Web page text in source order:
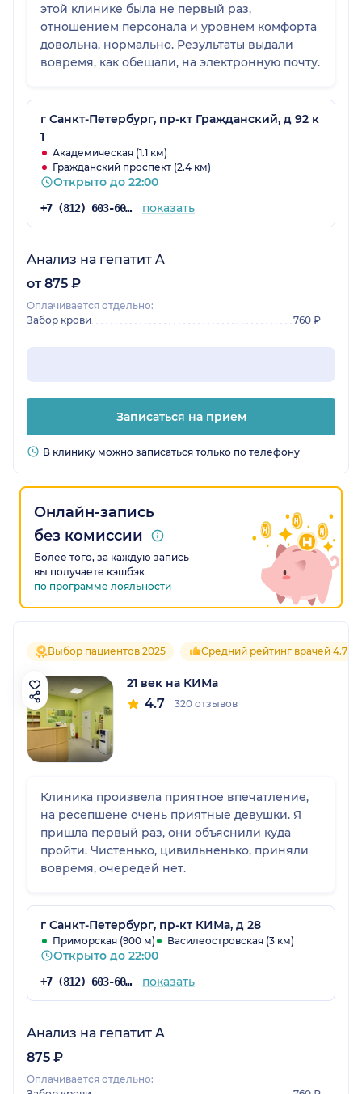
этой клинике была не первый раз,
отношением персонала и уровнем комфорта
довольна, нормально. Результаты выдали
вовремя, как обещали, на электронную почту.
г Санкт-Петербург, пр-кт Гражданский, д 92 к
1
Академическая (1.1 км)
Гражданский проспект (2.4 км)
Открыто до 22:00
+7 (812) 603-60-42 показать
Анализ на гепатит A
от 875 ₽
Оплачивается отдельно:
Забор крови
760 ₽
Записаться на прием
В клинику можно записаться только по телефону
Онлайн-запись
без комиссии
Более того, за каждую запись
вы получаете кэшбэк
по программе лояльности
Выбор пациентов 2025 Средний рейтинг врачей 4.7
21 век на КИМа
4.7 320 отзывов
Клиника произвела приятное впечатление,
на ресепшене очень приятные девушки. Я
пришла первый раз, они объяснили куда
пройти. Чистенько, цивильненько, приняли
вовремя, очередей нет.
г Санкт-Петербург, пр-кт КИМа, д 28
Приморская (900 м) Василеостровская (3 км)
Открыто до 22:00
+7 (812) 603-60-42 показать
Анализ на гепатит A
875 ₽
Оплачивается отдельно: